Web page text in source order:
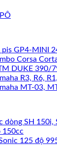
dòng SH 150i,
150cc
125 độ